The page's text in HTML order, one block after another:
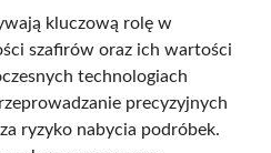
kluczową rolę w
szafirów oraz ich wartości
technologiach
precyzyjnych
ryzyko nabycia podróbek.